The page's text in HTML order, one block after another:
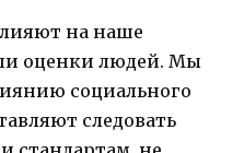
на наше
оценки людей. Мы
социального
следовать